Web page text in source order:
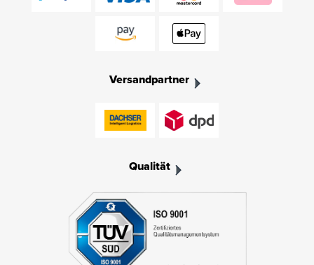
Versandpartner
Qualität